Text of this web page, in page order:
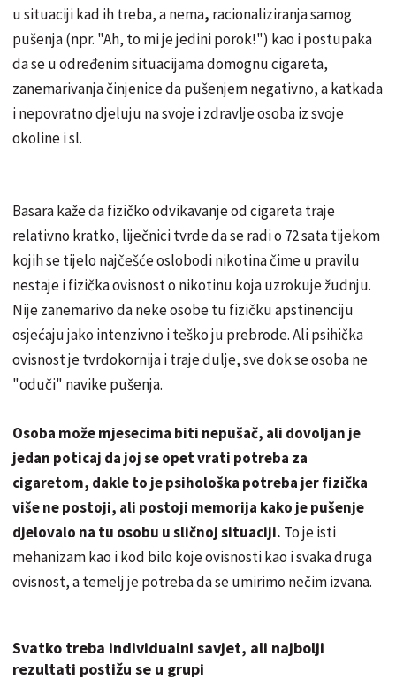
u situaciji kad ih treba, a nema, racionaliziranja samog
pušenja (npr. "Ah, to mi je jedini porok!") kao i postupaka
da se u određenim situacijama domognu cigareta,
zanemarivanja činjenice da pušenjem negativno, a katkada
i nepovratno djeluju na svoje i zdravlje osoba iz svoje
okoline i sl.
Basara kaže da fizičko odvikavanje od cigareta traje
relativno kratko, liječnici tvrde da se radi o 72 sata tijekom
kojih se tijelo najčešće oslobodi nikotina čime u pravilu
nestaje i fizička ovisnost o nikotinu koja uzrokuje žudnju.
Nije zanemarivo da neke osobe tu fizičku apstinenciju
osjećaju jako intenzivno i teško ju prebrode. Ali psihička
ovisnost je tvrdokornija i traje dulje, sve dok se osoba ne
"oduči" navike pušenja.
Osoba može mjesecima biti nepušač, ali dovoljan je
jedan poticaj da joj se opet vrati potreba za
cigaretom, dakle to je psihološka potreba jer fizička
više ne postoji, ali postoji memorija kako je pušenje
djelovalo na tu osobu u sličnoj situaciji. To je isti
mehanizam kao i kod bilo koje ovisnosti kao i svaka druga
ovisnost, a temelj je potreba da se umirimo nečim izvana.
Svatko treba individualni savjet, ali najbolji
rezultati postižu se u grupi